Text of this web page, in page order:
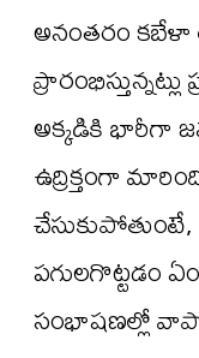
అనంతరం కబేళా
అక్కడికి భారీగా
ఉద్రిక్తంగా
చేసుకుపోతుంటే,
పగులగొట్టడం
సంభాషణల్లో